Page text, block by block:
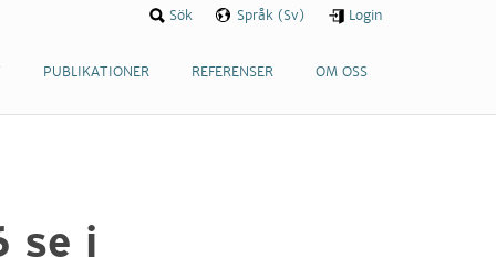
PUBLIKATIONER REFERENSER OM OSS
Sök Språk (Sv) Login
se i